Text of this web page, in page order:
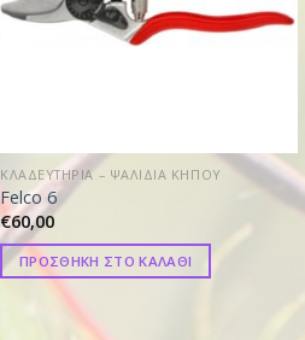
ΚΛΑΔΕΥΤΗΡΙΑ – ΨΑΛΙΔΙΑ ΚΗΠΟΥ
Felco 6
€60,00
ΠΡΟΣΘΗΚΗ ΣΤΟ ΚΑΛΑΘΙ